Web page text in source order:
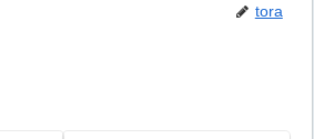
tora